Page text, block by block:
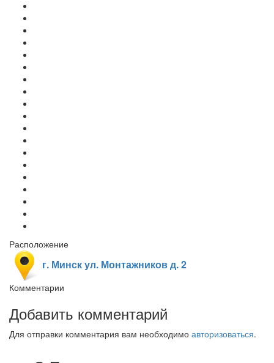
Расположение
г. Минск ул. Монтажников д. 2
Комментарии
Добавить комментарий
Для отправки комментария вам необходимо авторизоваться.